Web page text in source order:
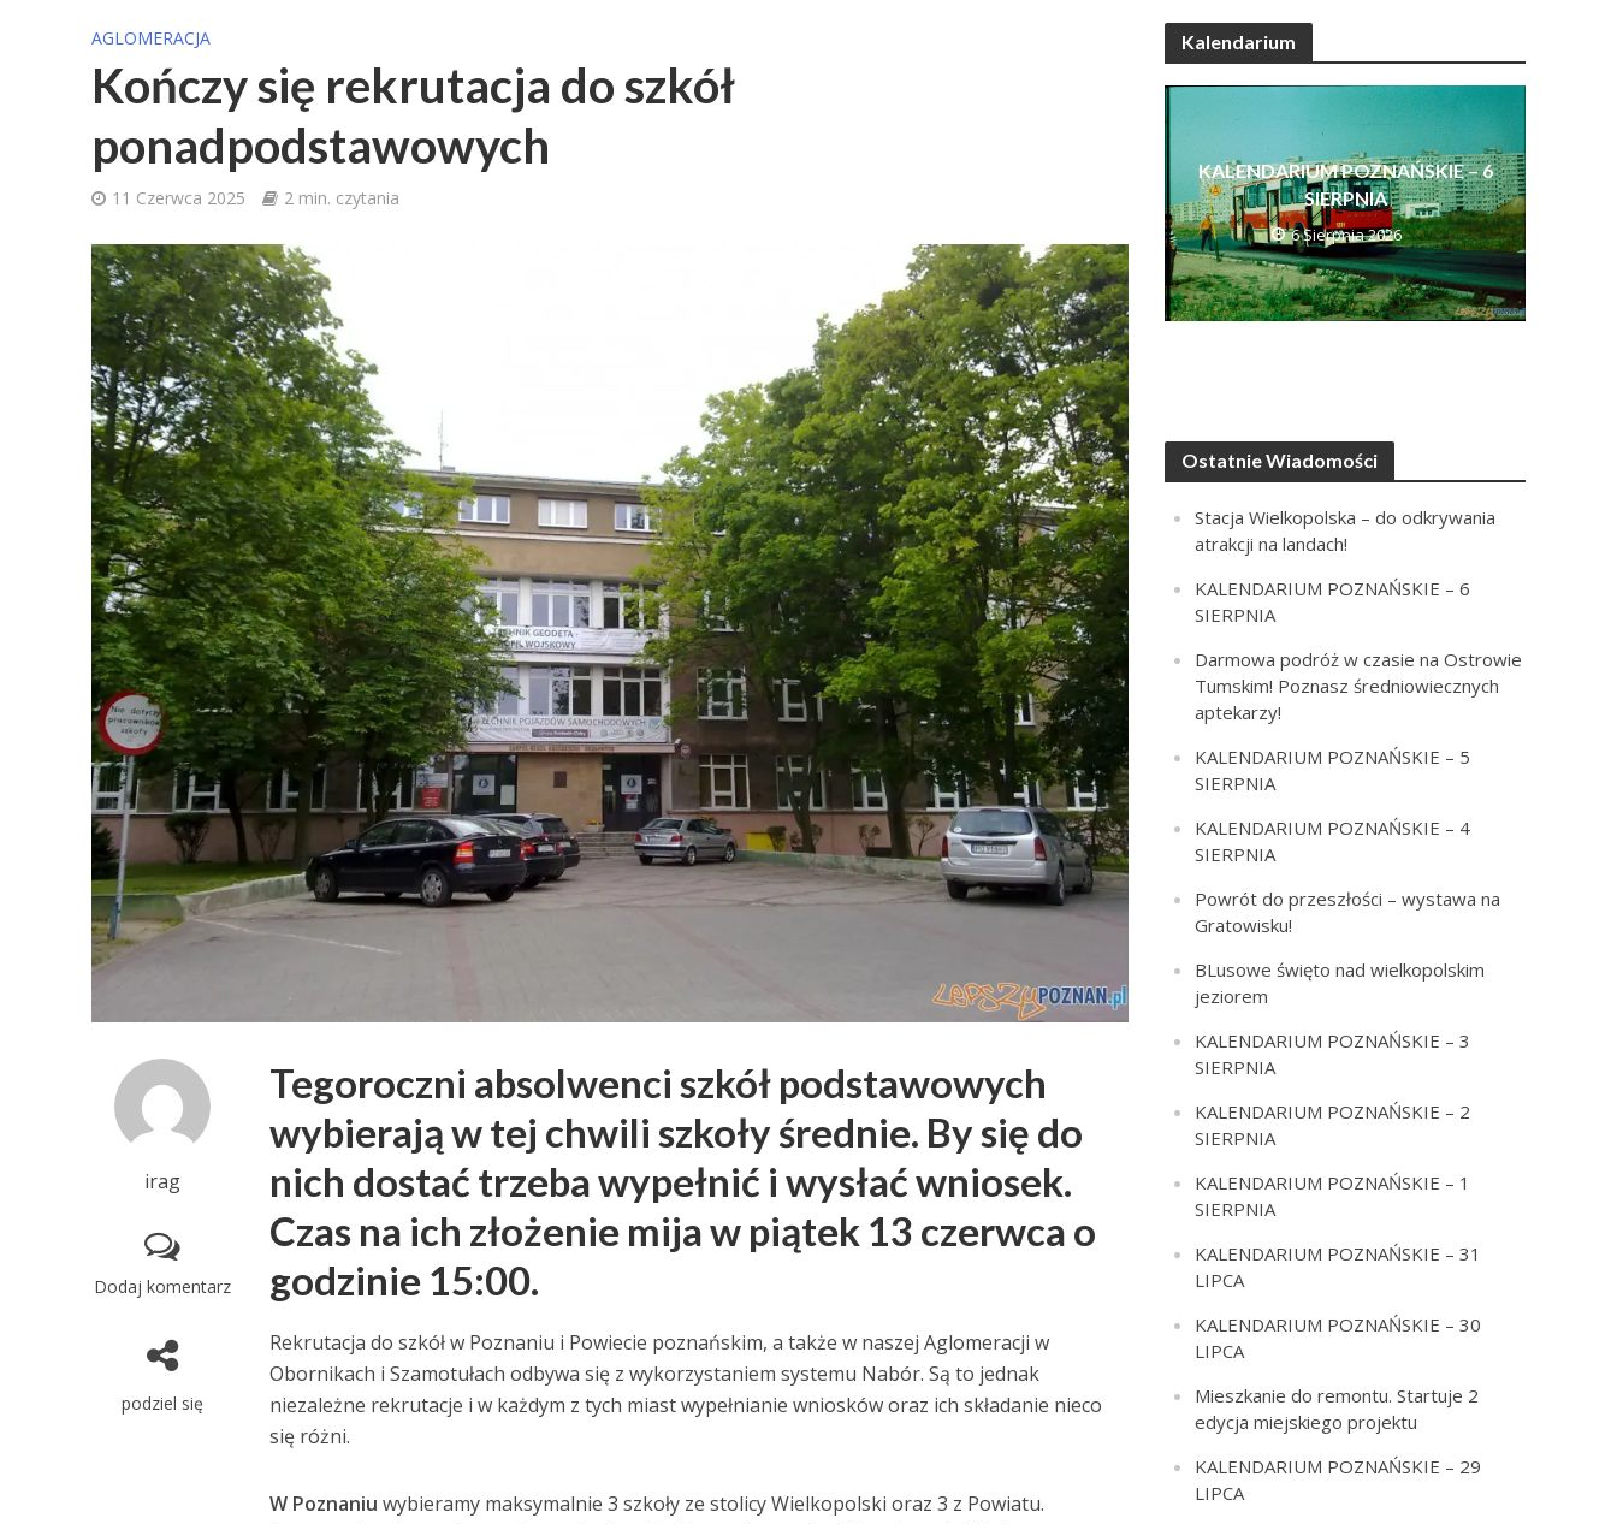
AGLOMERACJA
Kończy się rekrutacja do szkół
ponadpodstawowych
11 Czerwca 2025 2 min. czytania
irag
Dodaj komentarz
podziel się
Tegoroczni absolwenci szkół podstawowych
wybierają w tej chwili szkoły średnie. By się do
nich dostać trzeba wypełnić i wysłać wniosek.
Czas na ich złożenie mija w piątek 13 czerwca o
godzinie 15:00.
Rekrutacja do szkół w Poznaniu i Powiecie poznańskim, a także w naszej Aglomeracji w
Obornikach i Szamotułach odbywa się z wykorzystaniem systemu Nabór. Są to jednak
niezależne rekrutacje i w każdym z tych miast wypełnianie wniosków oraz ich składanie nieco
się różni.
W Poznaniu wybieramy maksymalnie 3 szkoły ze stolicy Wielkopolski oraz 3 z Powiatu.
Kalendarium
KALENDARIUM POZNAŃSKIE – 6
SIERPNIA
6 Sierpnia 2026
Ostatnie Wiadomości
Stacja Wielkopolska – do odkrywania
atrakcji na landach!
KALENDARIUM POZNAŃSKIE – 6
SIERPNIA
Darmowa podróż w czasie na Ostrowie
Tumskim! Poznasz średniowiecznych
aptekarzy!
KALENDARIUM POZNAŃSKIE – 5
SIERPNIA
KALENDARIUM POZNAŃSKIE – 4
SIERPNIA
Powrót do przeszłości – wystawa na
Gratowisku!
BLusowe święto nad wielkopolskim
jeziorem
KALENDARIUM POZNAŃSKIE – 3
SIERPNIA
KALENDARIUM POZNAŃSKIE – 2
SIERPNIA
KALENDARIUM POZNAŃSKIE – 1
SIERPNIA
KALENDARIUM POZNAŃSKIE – 31
LIPCA
KALENDARIUM POZNAŃSKIE – 30
LIPCA
Mieszkanie do remontu. Startuje 2
edycja miejskiego projektu
KALENDARIUM POZNAŃSKIE – 29
LIPCA